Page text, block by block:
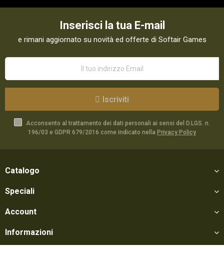
Inserisci la tua E-mail
e rimani aggiornato su novità ed offerte di Softair Games
Iscriviti
Acconsento al trattamento dei dati personali ai sensi del D.LGS. n.
196/03 e GDPR 679/2016 come indicato nella Privacy Policy
Catalogo
Speciali
Account
Informazioni